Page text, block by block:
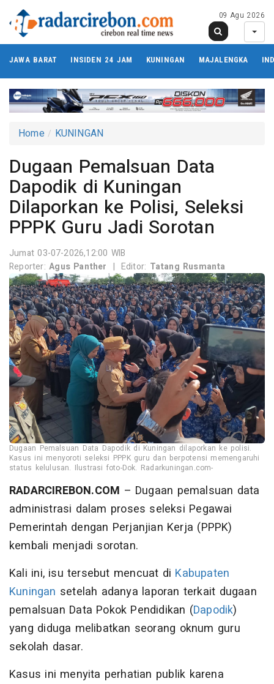
09 Agu 2026
JAWA BARAT INSIDEN 24 JAM KUNINGAN MAJALENGKA
Home KUNINGAN
Dugaan Pemalsuan Data
Dapodik di Kuningan
Dilaporkan ke Polisi, Seleksi
PPPK Guru Jadi Sorotan
Jumat 03-07-2026,12:00 WIB
Reporter:Agus Panther | Editor: Tatang Rusmanta
Dugaan Pemalsuan Data Dapodik di Kuningan dilaporkan ke polisi.
Kasus ini menyoroti seleksi PPPK guru dan berpotensi memengaruhi
status kelulusan. Ilustrasi foto-Dok. Radarkuningan.com-
RADARCIREBON.COM – Dugaan pemalsuan data
administrasi dalam proses seleksi Pegawai
Pemerintah dengan Perjanjian Kerja (PPPK)
kembali menjadi sorotan.
Kali ini, isu tersebut mencuat di Kabupaten
Kuningan setelah adanya laporan terkait dugaan
pemalsuan Data Pokok Pendidikan (Dapodik)
yang diduga melibatkan seorang oknum guru
sekolah dasar.
Kasus ini menyita perhatian publik karena